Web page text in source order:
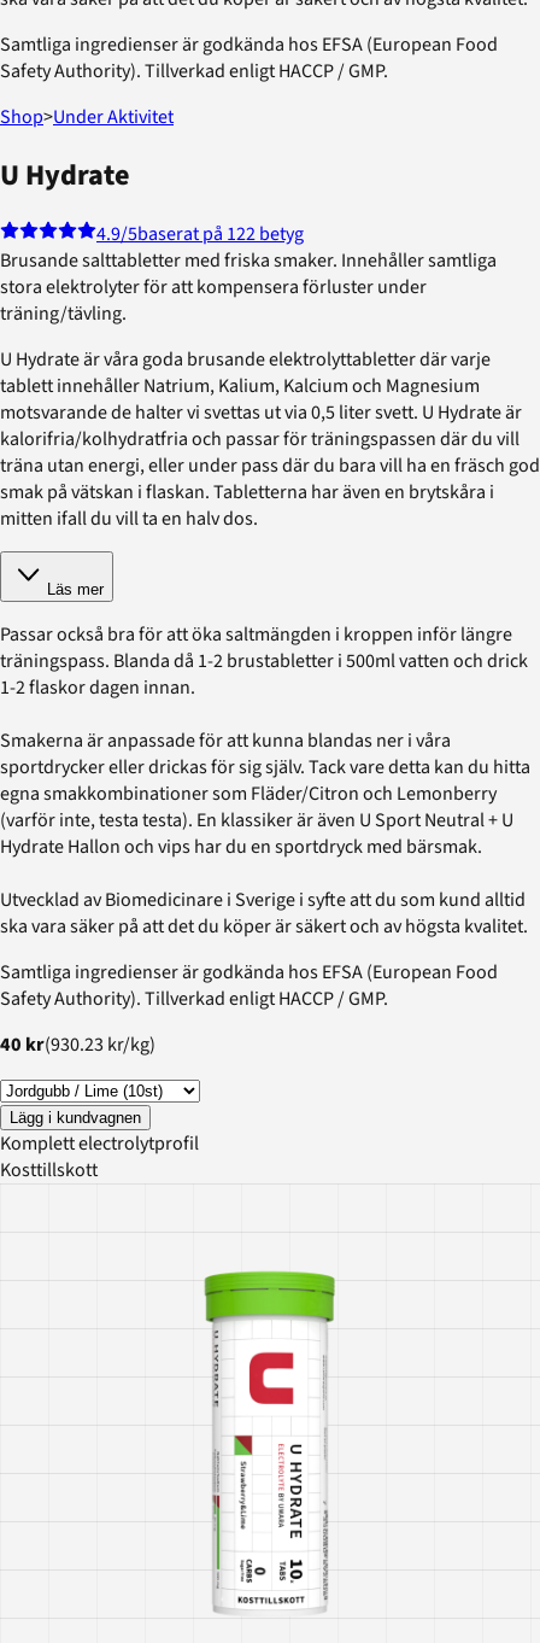
Samtliga ingredienser är godkända hos EFSA (European Food
Safety Authority). Tillverkad enligt HACCP / GMP.
Shop>Under Aktivitet
U Hydrate
4.9/5baserat på 122 betyg
Brusande salttabletter med friska smaker. Innehåller samtliga
stora elektrolyter för att kompensera förluster under
träning/tävling.
U Hydrate är våra goda brusande elektrolyttabletter där varje
tablett innehåller Natrium, Kalium, Kalcium och Magnesium
motsvarande de halter vi svettas ut via 0,5 liter svett. U Hydrate är
kalorifria/kolhydratfria och passar för träningspassen där du vill
träna utan energi, eller under pass där du bara vill ha en fräsch god
smak på vätskan i flaskan. Tabletterna har även en brytskåra i
mitten ifall du vill ta en halv dos.
Läs mer
Passar också bra för att öka saltmängden i kroppen inför längre
träningspass. Blanda då 1-2 brustabletter i 500ml vatten och drick
1-2 flaskor dagen innan.
Smakerna är anpassade för att kunna blandas ner i våra
sportdrycker eller drickas för sig själv. Tack vare detta kan du hitta
egna smakkombinationer som Fläder/Citron och Lemonberry
(varför inte, testa testa). En klassiker är även U Sport Neutral + U
Hydrate Hallon och vips har du en sportdryck med bärsmak.
Utvecklad av Biomedicinare i Sverige i syfte att du som kund alltid
ska vara säker på att det du köper är säkert och av högsta kvalitet.
Samtliga ingredienser är godkända hos EFSA (European Food
Safety Authority). Tillverkad enligt HACCP / GMP.
40 kr(930.23 kr/kg)
Lägg i kundvagnen
Komplett electrolytprofil
Kosttillskott